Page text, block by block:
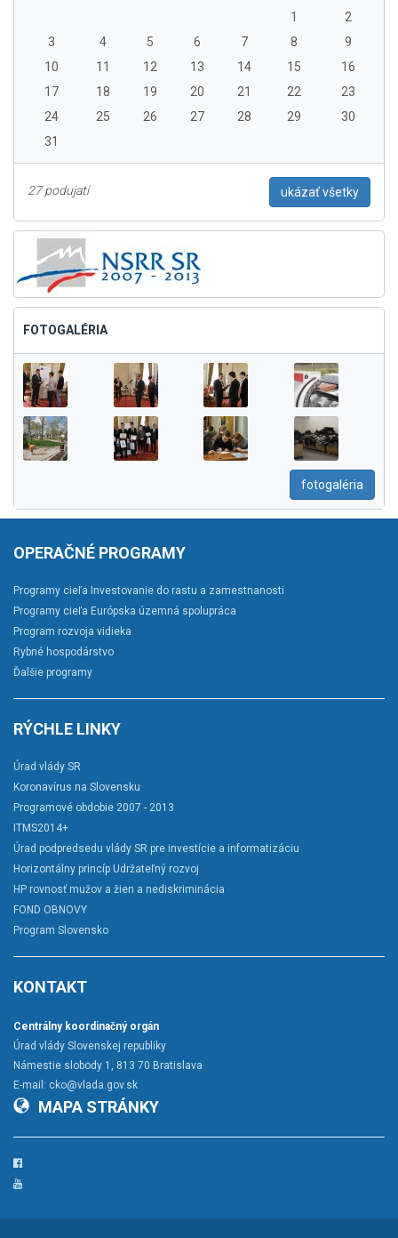
1
2
3
4 5 6 7 8
9
10
11 12 13 14 15
16
17
18 19 20 21 22
23
24
25 26 27 28 29
30
31
27 podujatí ukázať všetky
FOTOGALÉRIA
fotogaléria
OPERAČNÉ PROGRAMY
Programy cieľa Investovanie do rastu a zamestnanosti
Programy cieľa Európska územná spolupráca
Program rozvoja vidieka
Rybné hospodárstvo
Ďalšie programy
RÝCHLE LINKY
Úrad vlády SR
Koronavírus na Slovensku
Programové obdobie 2007 - 2013
ITMS2014+
Úrad podpredsedu vlády SR pre investície a informatizáciu
Horizontálny princíp Udržateľný rozvoj
HP rovnosť mužov a žien a nediskriminácia
FOND OBNOVY
Program Slovensko
KONTAKT
Centrálny koordinačný orgán
Úrad vlády Slovenskej republiky
Námestie slobody 1, 813 70 Bratislava
E-mail: cko@vlada.gov.sk
MAPA STRÁNKY
Facebook
YouTube